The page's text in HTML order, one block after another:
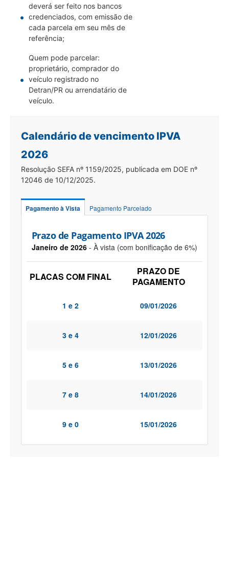
deverá ser feito nos bancos
credenciados, com emissão de
cada parcela em seu mês de
referência;
Quem pode parcelar:
proprietário, comprador do
veículo registrado no
Detran/PR ou arrendatário de
veículo.
Calendário de vencimento IPVA
2026
Resolução SEFA nº 1159/2025, publicada em DOE nº
12046 de 10/12/2025.
Pagamento à Vista Pagamento Parcelado
Prazo de Pagamento IPVA 2026
Janeiro de 2026 - À vista (com bonificação de 6%)
PLACAS COM FINAL
PRAZO DE
PAGAMENTO
1 e 2 09/01/2026
3 e 4 12/01/2026
5 e 6 13/01/2026
7 e 8 14/01/2026
9 e 0 15/01/2026